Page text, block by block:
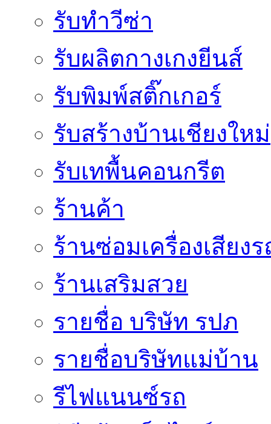
รับทำวีซ่า
รับผลิตกางเกงยีนส์
รับพิมพ์สติ๊กเกอร์
รับสร้างบ้านเชียงใหม่
รับเทพื้นคอนกรีต
ร้านค้า
ร้านซ่อมเครื่องเสียง
ร้านเสริมสวย
รายชื่อ บริษัท รปภ
รายชื่อบริษัทแม่บ้าน
รีไฟแนนซ์รถ